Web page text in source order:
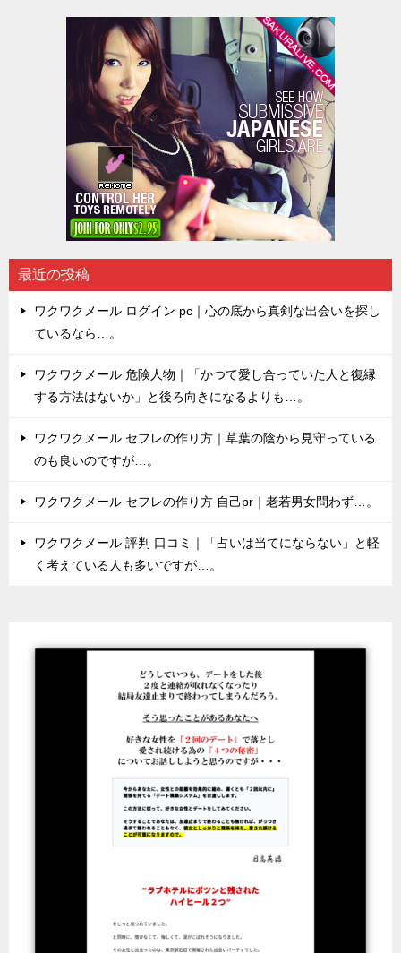
最近の投稿
ワクワクメール ログイン pc｜心の底から真剣な出会いを探し
ているなら…。
ワクワクメール 危険人物｜「かつて愛し合っていた人と復縁
する方法はないか」と後ろ向きになるよりも…。
ワクワクメール セフレの作り方｜草葉の陰から見守っている
のも良いのですが…。
ワクワクメール セフレの作り方 自己pr｜老若男女問わず…。
ワクワクメール 評判 口コミ｜「占いは当てにならない」と軽
く考えている人も多いですが…。